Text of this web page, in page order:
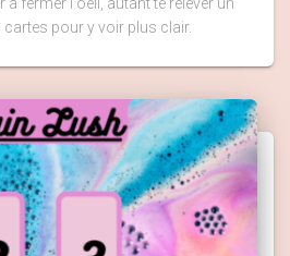
pour y voir plus clair.